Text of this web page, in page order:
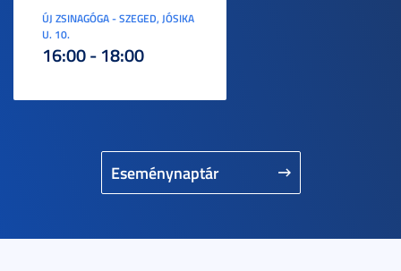
Eseménynaptár
ÚJ ZSINAGÓGA - SZEGED, JÓSIKA
U. 10.
16:00 - 18:00